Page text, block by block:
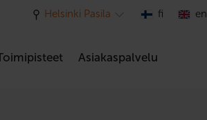
Asiakaspalvelu
Helsinki Pasila fi en